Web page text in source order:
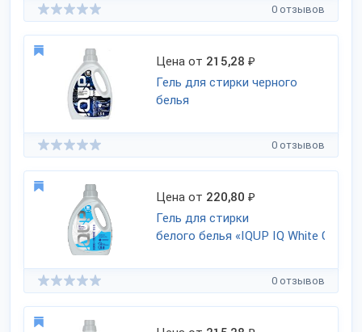
0 отзывов
Цена от 215,28 ₽
Гель для стирки черного
белья
0 отзывов
Цена от 220,80 ₽
Гель для стирки
белого белья «IQUP IQ White Сlean»
0 отзывов